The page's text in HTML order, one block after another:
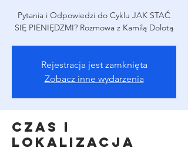
Pytania i Odpowiedzi do Cyklu JAK STAĆ
SIĘ PIENIĘDZMI? Rozmowa z Kamilą Dolotą
Rejestracja jest zamknięta
Zobacz inne wydarzenia
Czas i
lokalizacja